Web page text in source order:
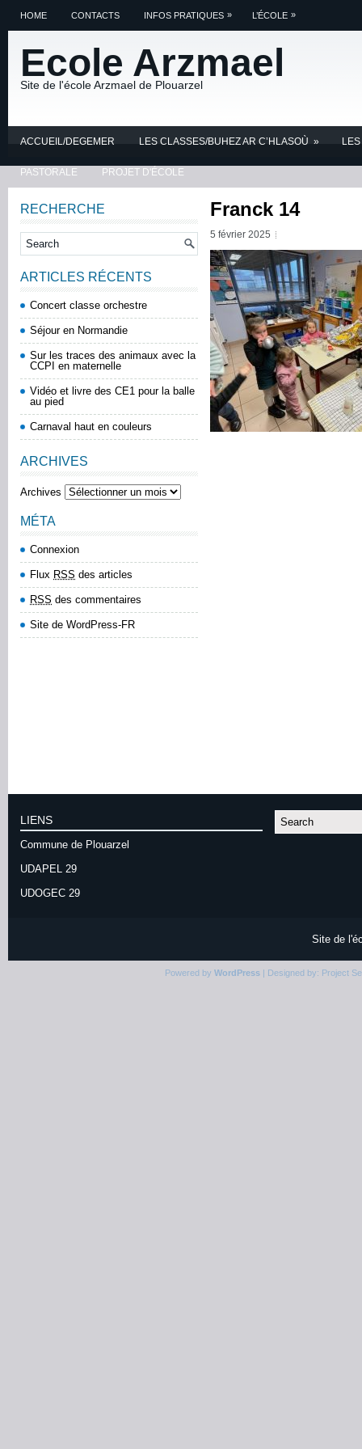
HOME CONTACTS INFOS PRATIQUES » L’ÉCOLE »
Ecole Arzmael
Site de l'école Arzmael de Plouarzel
ACCUEIL/DEGEMER LES CLASSES/BUHEZ AR C’HLASOÙ »
PASTORALE PROJET D'ÉCOLE
Franck 14
5 février 2025
RECHERCHE
ARTICLES RÉCENTS
Concert classe orchestre
Séjour en Normandie
Sur les traces des animaux avec la
CCPI en maternelle
Vidéo et livre des CE1 pour la balle
au pied
Carnaval haut en couleurs
ARCHIVES
Archives
MÉTA
Connexion
Flux RSS des articles
RSS des commentaires
Site de WordPress-FR
LIENS
Commune de Plouarzel
UDAPEL 29
UDOGEC 29
Site de
Powered by WordPress| Designed by: Project